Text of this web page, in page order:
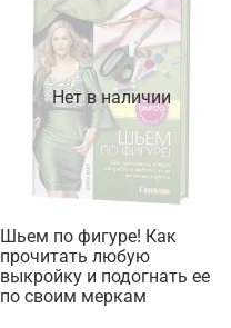
Нет в наличии
Шьем по фигуре! Как
прочитать любую
выкройку и подогнать ее
по своим меркам